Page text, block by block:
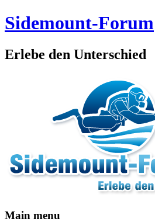
Sidemount-Forum
Erlebe den Unterschied
Main menu